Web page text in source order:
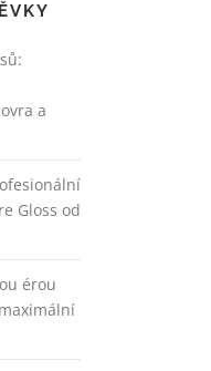
a
Gloss od
érou